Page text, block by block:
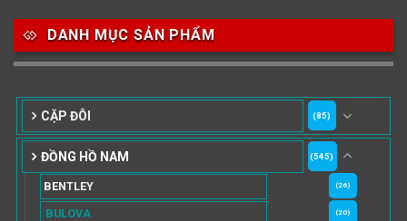
DANH MỤC SẢN PHẨM
CẶP ĐÔI (85)
ĐỒNG HỒ NAM (545)
BENTLEY (26)
BULOVA (20)